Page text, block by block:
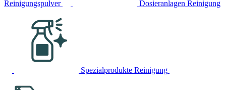
Reinigungspulver Dosieranlagen Reinigung
Spezialprodukte Reinigung